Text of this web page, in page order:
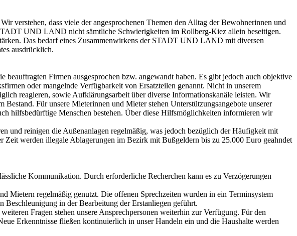
dass viele der angesprochenen Themen den Alltag der Bewohnerinnen und
UND LAND nicht sämtliche Schwierigkeiten im Rollberg-Kiez allein beseitigen.
Das bedarf eines Zusammenwirkens der STADT UND LAND mit diversen
ausdrücklich.
Firmen ausgesprochen bzw. angewandt haben. Es gibt jedoch auch objektive
oder mangelnde Verfügbarkeit von Ersatzteilen genannt. Nicht in unserem
reagieren, sowie Aufklärungsarbeit über diverse Informationskanäle leisten. Wir
Für unsere Mieterinnen und Mieter stehen Unterstützungsangebote unserer
hilfsbedürftige Menschen bestehen. Über diese Hilfsmöglichkeiten informieren wir
und reinigen die Außenanlagen regelmäßig, was jedoch bezüglich der Häufigkeit mit
Zeit werden illegale Ablagerungen im Bezirk mit Bußgeldern bis zu 25.000 Euro geahndet
Kommunikation. Durch erforderliche Recherchen kann es zu Verzögerungen
Mietern regelmäßig genutzt. Die offenen Sprechzeiten wurden in ein Terminsystem
Beschleunigung in der Bearbeitung der Erstanliegen geführt.
Fragen stehen unsere Ansprechpersonen weiterhin zur Verfügung. Für den
Erkenntnisse fließen kontinuierlich in unser Handeln ein und die Haushalte werden